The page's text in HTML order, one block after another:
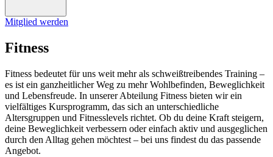
Mitglied werden
Fitness
Fitness bedeutet für uns weit mehr als schweißtreibendes Training –
es ist ein ganzheitlicher Weg zu mehr Wohlbefinden, Beweglichkeit
und Lebensfreude. In unserer Abteilung Fitness bieten wir ein
vielfältiges Kursprogramm, das sich an unterschiedliche
Altersgruppen und Fitnesslevels richtet. Ob du deine Kraft steigern,
deine Beweglichkeit verbessern oder einfach aktiv und ausgeglichen
durch den Alltag gehen möchtest – bei uns findest du das passende
Angebot.